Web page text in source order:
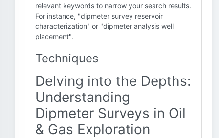
relevant keywords to narrow your search results.
For instance, "dipmeter survey reservoir
characterization" or "dipmeter analysis well
placement".
Techniques
Delving into the Depths:
Understanding
Dipmeter Surveys in Oil
& Gas Exploration